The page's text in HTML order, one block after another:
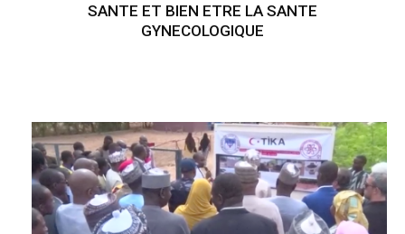
SANTE ET BIEN ETRE LA SANTE
GYNECOLOGIQUE